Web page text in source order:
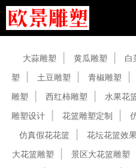
大蒜雕塑 黄瓜雕塑 白
塑
土豆雕塑 青椒雕塑
雕塑
西红柿雕塑 水果花
雕塑设计
花篮雕塑定制
仿真假花花篮
花坛花篮效
大花篮雕塑
景区大花篮雕塑